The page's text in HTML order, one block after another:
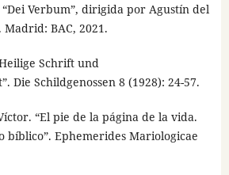
Verbum”, dirigida por Agustín del
Madrid: BAC, 2021.
Schrift und
Die Schildgenossen 8 (1928): 24-57.
“El pie de la página de la vida.
bíblico”. Ephemerides Mariologicae